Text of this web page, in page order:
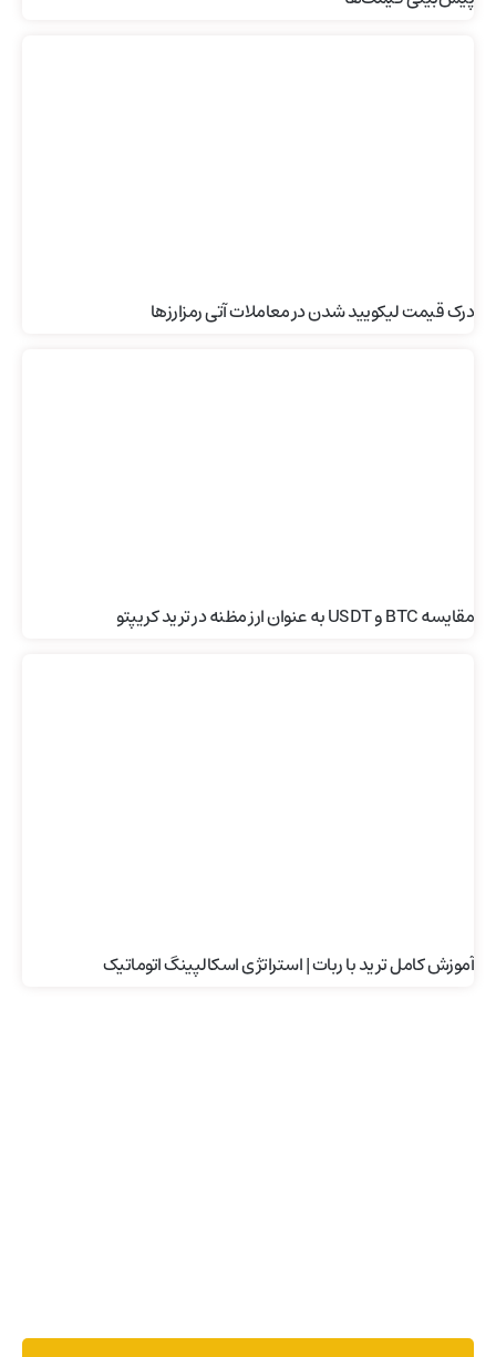
درک قیمت لیکویید شدن در معاملات آتی رمزارزها
مقایسه BTC و USDT به عنوان ارز مظنه در ترید کریپتو
آموزش کامل ترید با ربات | استراتژی اسکالپینگ اتوماتیک